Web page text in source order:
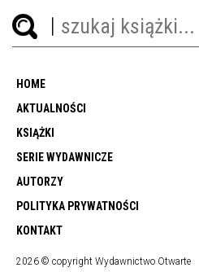
HOME
AKTUALNOŚCI
KSIĄŻKI
SERIE WYDAWNICZE
AUTORZY
POLITYKA PRYWATNOŚCI
KONTAKT
2026 © copyright Wydawnictwo Otwarte